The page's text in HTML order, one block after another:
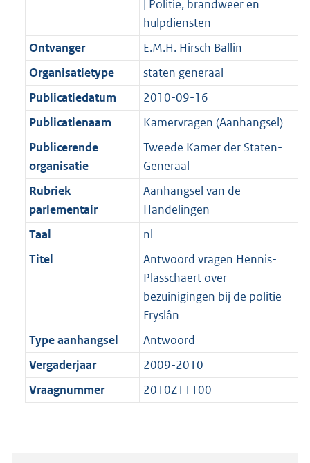
t
K
b
2
K
b
| Politie, brandweer en
hulpdiensten
Ontvanger
E.M.H. Hirsch Ballin
Organisatietype
staten generaal
Publicatiedatum
2010-09-16
Publicatienaam
Kamervragen (Aanhangsel)
Publicerende
organisatie
Tweede Kamer der Staten-
Generaal
Rubriek
parlementair
Aanhangsel van de
Handelingen
Taal
nl
Titel
Antwoord vragen Hennis-
Plasschaert over
bezuinigingen bij de politie
Fryslân
Type aanhangsel
Antwoord
Vergaderjaar
2009-2010
Vraagnummer
2010Z11100